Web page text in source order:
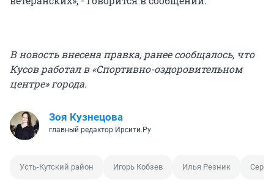
В новость внесена правка, ранее сообщалось, что
Кусов работал в «Спортивно-оздоровительном
центре» города.
Зоя Кузнецова
главный редактор Ирсити.Ру
Усть-Кутский район Игорь Кобзев Илья Резник